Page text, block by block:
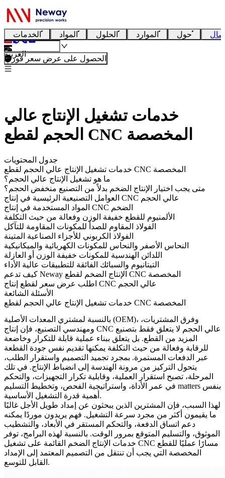
الخدمات المواد الحلول الموارد حول
العربية
الحصول على عرض سعر فوري
خدمات تشغيل الإنتاج عالي
الحجم لقطع CNC المخصصة
جدول المحتويات
خدمات تشغيل الإنتاج عالي الحجم لقطع CNC المخصصة
ما هو تشغيل الإنتاج عالي الحجم؟
متى يجب اختيار الإنتاج الضخم بدلاً من التصنيع منخفض الحجم؟
العوامل التصنيعية الرئيسية في إنتاج CNC عالي الحجم
المواد المستخدمة في إنتاج CNC الضخم
الألمنيوم للقطع خفيفة الوزن وفعالة من حيث التكلفة
الفولاذ المقاوم للصدأ للمكونات المقاومة للتآكل
الفولاذ الكربوني للأجزاء الصناعية المتينة
النحاس الأصفر والنحاس للمكونات الكهربائية والميكانيكية
اللدائن الهندسية للمكونات خفيفة الوزن أو العازلة
التيتانيوم والسبائك الفائقة للتطبيقات عالية الأداء
كيف تدعم Neway الإنتاج الضخم لقطع CNC المخصصة
اطلب عرض سعر لقطع إنتاج CNC عالي الحجم
الأسئلة الشائعة
خدمات تشغيل الإنتاج عالي الحجم لقطع CNC المخصصة
بالنسبة لمشتري المعدات الأصلية (OEM)، وفرق المشتريات،
ومهندسي التصنيع، فإن إنتاج CNC عالي الحجم لا يتعلق فقط بتصنيع
المزيد من القطع. بل يتعلق ببناء عملية قابلة للتكرار وخاضعة
للرقابة وفعالة من حيث التكلفة يمكنها تقديم نفس جودة القطعة
عبر الدفعات المستمرة. بمجرد تجميد التصميم واستقرار الطلب،
يتحول التركيز من مرونة الهندسة إلى انضباط الإنتاج. في تلك
المرحلة، تصبح استقرار العملية، وقابلية تكرار التجهيزات، والتحكم
في عمر الأداة، واستراتيجية الفحص، وتخطيط التسليم matters بنفس
أهمية قدرة التشغيل الأساسية.
لهذا السبب، فإن المشترين الذين يبحثون عن إمداد طويل الأجل غالبًا
ما يقيمون أكثر من مجرد سرعة التشغيل. فهم يريدون موردًا يمكنه
دعم اتساق الدفعة، والتحكم المستقر في الأبعاد، والتشطيب
الموثوق، والتسليم المتوقع بمرور الوقت. بالنسبة لهذه البرامج، توفر
خدمات الإنتاج الضخم
القائمة على تشغيل CNC مسارًا عمليًا للقطع
المخصصة التي يجب أن تنتقل من التصميم المعتمد إلى الإمداد
القابل للتوسع.